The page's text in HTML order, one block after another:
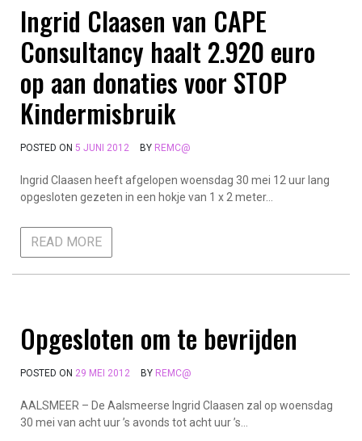
Ingrid Claasen van CAPE
Consultancy haalt 2.920 euro
op aan donaties voor STOP
Kindermisbruik
POSTED ON 5 JUNI 2012 BY REMC@
Ingrid Claasen heeft afgelopen woensdag 30 mei 12 uur lang
opgesloten gezeten in een hokje van 1 x 2 meter…
READ MORE
Opgesloten om te bevrijden
POSTED ON 29 MEI 2012 BY REMC@
AALSMEER – De Aalsmeerse Ingrid Claasen zal op woensdag
30 mei van acht uur ’s avonds tot acht uur ’s…